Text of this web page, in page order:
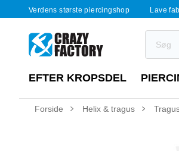
Verdens største piercingshop Lave
EFTER KROPSDEL
Forside Helix & tragus